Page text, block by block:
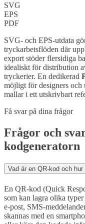
SVG
EPS
PDF
SVG- och EPS-utdata
tryckarbetsflöden där
export stöder flersidiga
idealiskt för distribution
tryckerier. En dedikerad
möjligt för designers och
mallar i ett utskrivbart
Få svar på dina frågor
Frågor och
kodgeneratorn
Vad är en QR-kod och hur
En QR-kod (Quick
som kan lagra olika
e-post, SMS-
skannas med en